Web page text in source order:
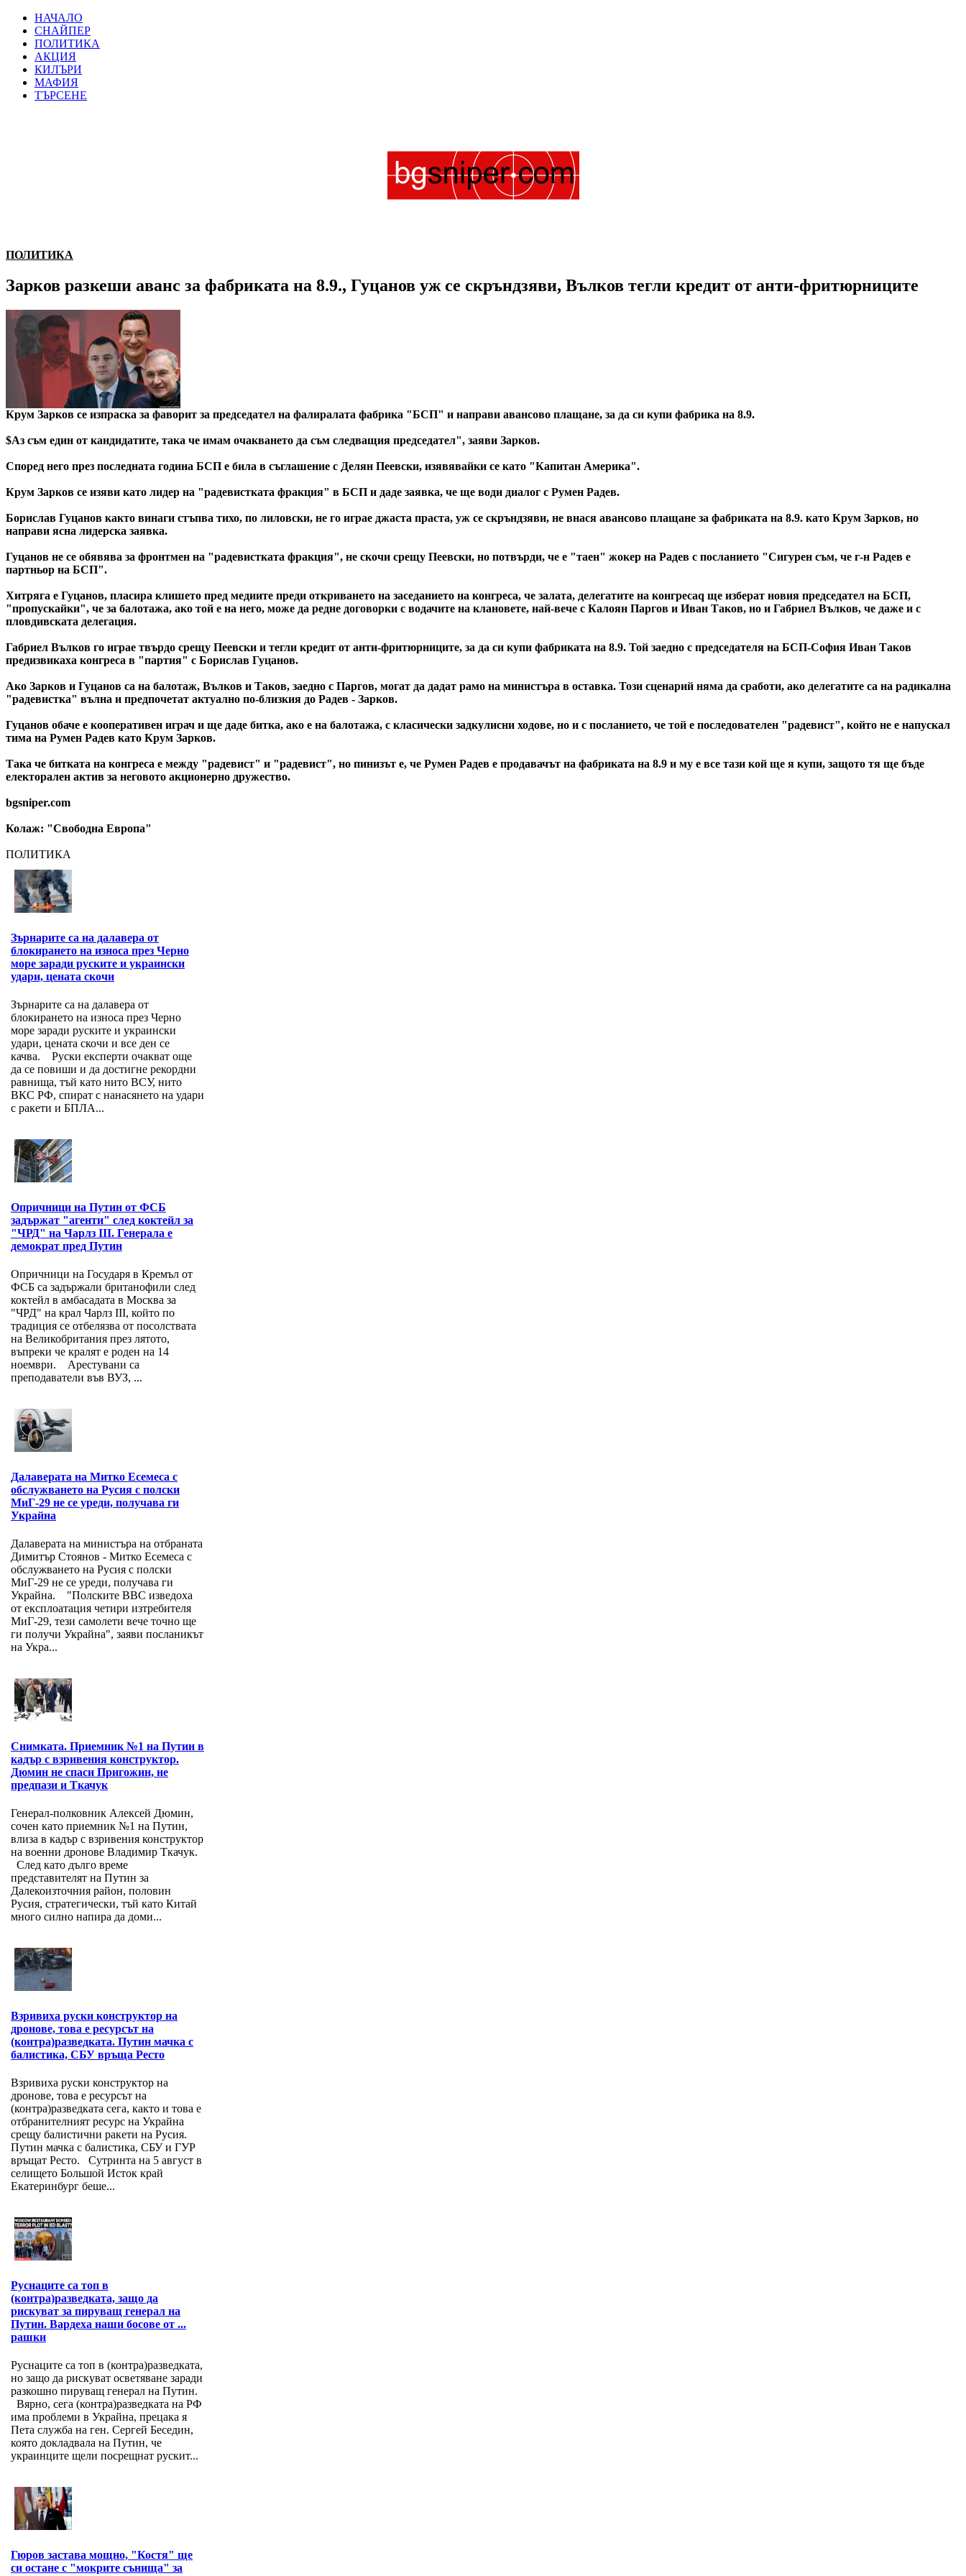
НАЧАЛО
СНАЙПЕР
ПОЛИТИКА
АКЦИЯ
КИЛЪРИ
МАФИЯ
ТЪРСЕНЕ
ПОЛИТИКА
Зарков разкеши аванс за фабриката на 8.9., Гуцанов уж се скръндзяви, Вълков тегли кредит от анти-фритюрниците
Крум Зарков се изпраска за фаворит за председател на фалиралата фабрика "БСП" и направи авансово плащане, за да си купи фабрика на 8.9.
$Аз съм един от кандидатите, така че имам очакването да съм следващия председател", заяви Зарков.
Според него през последната година БСП е била в съглашение с Делян Пеевски, изявявайки се като "Капитан Америка".
Крум Зарков се изяви като лидер на "радевистката фракция" в БСП и даде заявка, че ще води диалог с Румен Радев.
Борислав Гуцанов както винаги стъпва тихо, по лиловски, не го играе джаста праста, уж се скръндзяви, не внася авансово плащане за фабриката на 8.9. като Крум Зарков, но
направи ясна лидерска заявка.
Гуцанов не се обявява за фронтмен на "радевистката фракция", нe скочи срещу Пеевски, но потвърди, че е "таен" жокер на Радев с посланието "Сигурен съм, че г-н Радев е
партньор на БСП".
Хитряга е Гуцанов, пласира клишето пред медиите преди откриването на заседанието на конгреса, че залата, делегатите на конгресаq ще изберат новия председател на БСП,
"пропускайки", че за балотажа, ако той е на него, може да редне договорки с водачите на клановете, най-вече с Калоян Паргов и Иван Таков, но и Габриел Вълков, че даже и с
пловдивската делегация.
Габриел Вълков го играе твърдо срещу Пеевски и тегли кредит от анти-фритюрниците, за да си купи фабриката на 8.9. Той заедно с председателя на БСП-София Иван Таков
предизвикаха конгреса в "партия" с Борислав Гуцанов.
Ако Зарков и Гуцанов са на балотаж, Вълков и Таков, заедно с Паргов, могат да дадат рамо на министъра в оставка. Този сценарий няма да сработи, ако делегатите са на радикална
"радевистка" вълна и предпочетат актуално по-близкия до Радев - Зарков.
Гуцанов обаче е кооперативен играч и ще даде битка, ако е на балотажа, с класически задкулисни ходове, но и с посланието, че той е последователен "радевист", който не е напускал
тима на Румен Радев като Крум Зарков.
Така че битката на конгреса е между "радевист" и "радевист", но пинизът е, че Румен Радев е продавачът на фабриката на 8.9 и му е все тази кой ще я купи, защото тя ще бъде
електорален актив за неговото акционерно дружество.
bgsniper.com
Колаж: "Свободна Европа"
ПОЛИТИКА
Зърнарите са на далавера от
блокирането на износа през Черно
море заради руските и украински
удари, цената скочи
Зърнарите са на далавера от
блокирането на износа през Черно
море заради руските и украински
удари, цената скочи и все ден се
качва. Руски експерти очакват още
да се повиши и да достигне рекордни
равнища, тъй като нито ВСУ, нито
ВКС РФ, спират с нанасянето на удари
с ракети и БПЛА...
Опричници на Путин от ФСБ
задържат "агенти" след коктейл за
"ЧРД" на Чарлз III. Генерала е
демократ пред Путин
Опричници на Государя в Кремъл от
ФСБ са задържали британофили след
коктейл в амбасадата в Москва за
"ЧРД" на крал Чарлз III, който по
традиция се отбелязва от посолствата
на Великобритания през лятото,
въпреки че кралят е роден на 14
ноември. Арестувани са
преподаватели във ВУЗ, ...
Далаверата на Митко Есемеса с
обслужването на Русия с полски
МиГ-29 не се уреди, получава ги
Украйна
Далаверата на министъра на отбраната
Димитър Стоянов - Митко Есемеса с
обслужването на Русия с полски
МиГ-29 не се уреди, получава ги
Украйна. "Полските ВВС изведоха
от експлоатация четири изтребителя
МиГ-29, тези самолети вече точно ще
ги получи Украйна", заяви посланикът
на Укра...
Снимката. Приемник №1 на Путин в
кадър с взривения конструктор.
Дюмин не спаси Пригожин, не
предпази и Ткачук
Генерал-полковник Алексей Дюмин,
сочен като приемник №1 на Путин,
влиза в кадър с взривения конструктор
на военни дронове Владимир Ткачук.
След като дълго време
представителят на Путин за
Далекоизточния район, половин
Русия, стратегически, тъй като Китай
много силно напира да доми...
Взривиха руски конструктор на
дронове, това е ресурсът на
(контра)разведката. Путин мачка с
балистика, СБУ връща Ресто
Взривиха руски конструктор на
дронове, това е ресурсът на
(контра)разведката сега, както и това е
отбранителният ресурс на Украйна
срещу балистични ракети на Русия.
Путин мачка с балистика, СБУ и ГУР
връщат Ресто. Сутринта на 5 август в
селището Большой Исток край
Екатеринбург беше...
Руснаците са топ в
(контра)разведката, защо да
рискуват за пируващ генерал на
Путин. Вардеха наши босове от ...
рашки
Руснаците са топ в (контра)разведката,
но защо да рискуват осветяване заради
разкошно пируващ генерал на Путин.
Вярно, сега (контра)разведката на РФ
има проблеми в Украйна, прецака я
Пета служба на ген. Сергей Беседин,
която докладвала на Путин, че
украинците щели посрещнат рускит...
Гюров застава мощно, "Костя" ще
си остане с "мокрите сънища" за